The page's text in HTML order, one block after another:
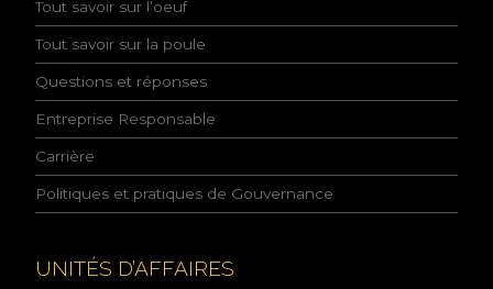
s
s
a
n
c
e
d
e
l
a
p
l
Tout savoir sur l’oeuf
Tout savoir sur la poule
Questions et réponses
Entreprise Responsable
Carrière
Politiques et pratiques de Gouvernance
UNITÉS D’AFFAIRES